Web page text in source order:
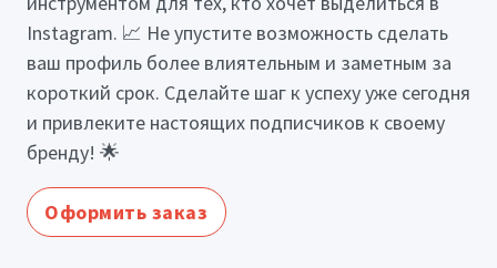
Instagram. 📈 Не упустите возможность сделать
ваш профиль более влиятельным и заметным за
короткий срок. Сделайте шаг к успеху уже сегодня
и привлеките настоящих подписчиков к своему
бренду! 🌟
Оформить заказ